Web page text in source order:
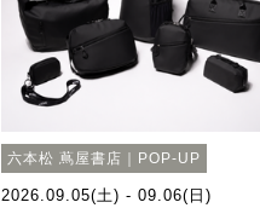
六本松 蔦屋書店｜POP-UP
2026.09.05(土) - 09.06(日)